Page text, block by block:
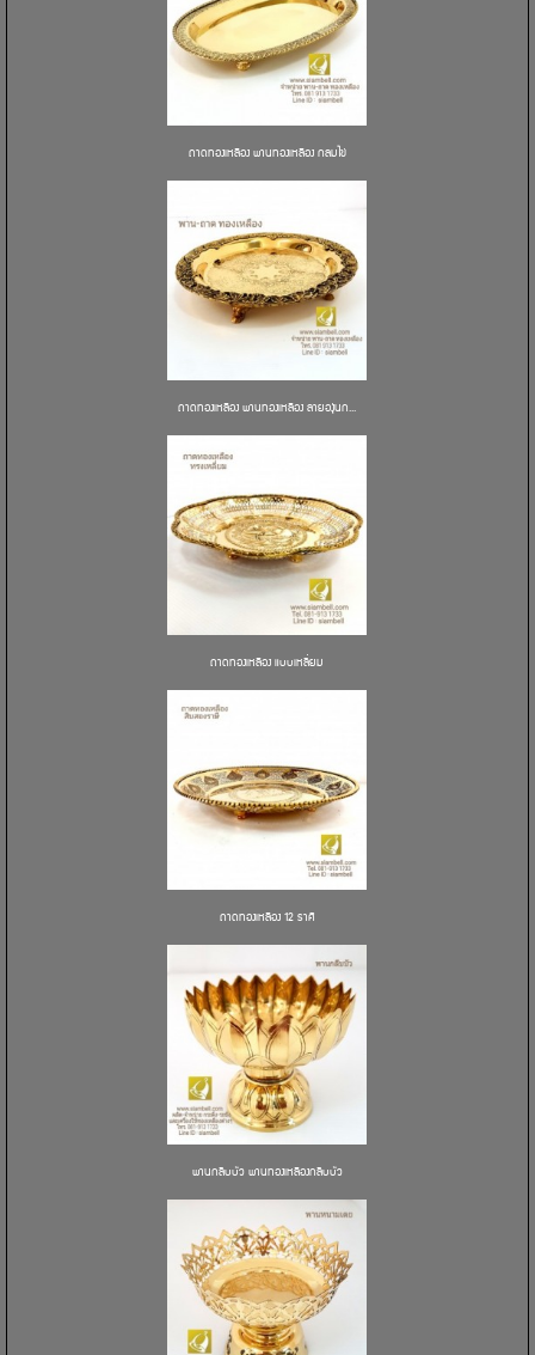
ถาดทองเหลือง พานทองเหลือง กลมไข่
ถาดทองเหลือง พานทองเหลือง ลายองุ่นก...
ถาดทองเหลือง แบบเหลี่ยม
ถาดทองเหลือง 12 ราศี
พานกลีบบัว พานทองเหลืองกลีบบัว